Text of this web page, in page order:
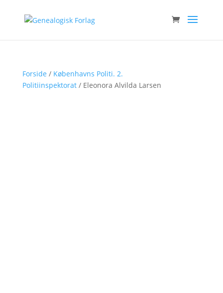
Forside / Københavns Politi. 2.
Politiinspektorat/ Eleonora Alvilda Larsen